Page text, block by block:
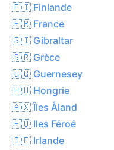
🇫🇮 Finlande
🇫🇷 France
🇬🇮 Gibraltar
🇬🇷 Grèce
🇬🇬 Guernesey
🇭🇺 Hongrie
🇦🇽 Îles Åland
🇫🇴 Iles Féroé
🇮🇪 Irlande